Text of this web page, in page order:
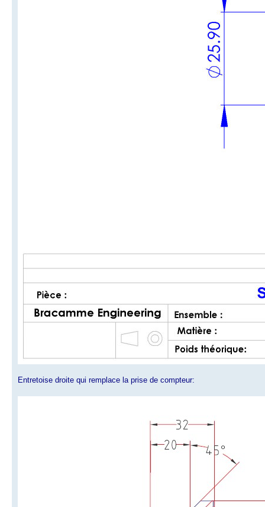
Entretoise droite qui remplace la prise de compteur: